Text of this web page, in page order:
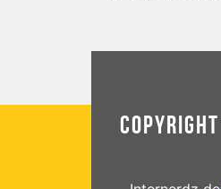
COPYRIGHT